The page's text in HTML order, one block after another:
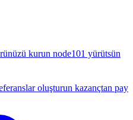
kurun node101 yürütsün
oluşturun kazançtan pay